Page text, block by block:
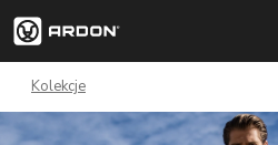
Kolekcje